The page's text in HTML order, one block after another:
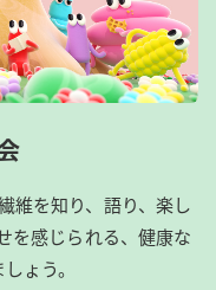
維を知り、語り、楽し
を感じられる、健康な
ょう。